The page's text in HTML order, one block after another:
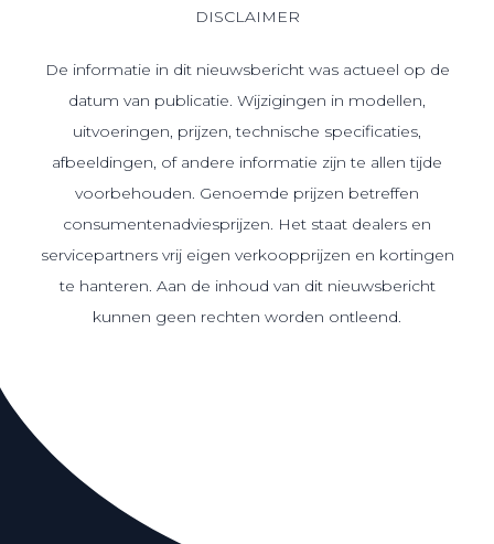
DISCLAIMER
De informatie in dit nieuwsbericht was actueel op de
datum van publicatie. Wijzigingen in modellen,
uitvoeringen, prijzen, technische specificaties,
afbeeldingen, of andere informatie zijn te allen tijde
voorbehouden. Genoemde prijzen betreffen
consumentenadviesprijzen. Het staat dealers en
servicepartners vrij eigen verkoopprijzen en kortingen
te hanteren. Aan de inhoud van dit nieuwsbericht
kunnen geen rechten worden ontleend.